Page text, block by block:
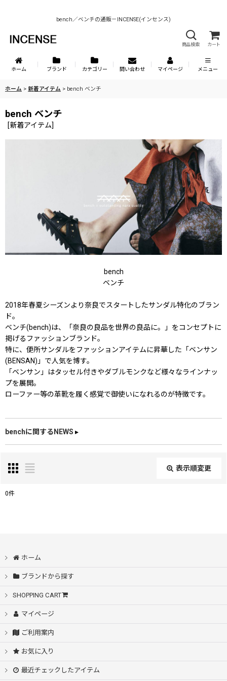
bench／ベンチの通販－INCENSE(インセンス)
商品検索 カート
ホーム ブランド カテゴリー 問い合わせ マイページ メニュー
ホーム > 新着アイテム > bench ベンチ
bench ベンチ
[新着アイテム]
bench
ベンチ
2018年春夏シーズンより奈良でスタートしたサンダル特化のブラン
ド。
ベンチ(bench)は、「奈良の良品を世界の良品に。」をコンセプトに
掲げるファッションブランド。
特に、便所サンダルをファッションアイテムに昇華した「ベンサン
(BENSAN)」で人気を博す。
「ベンサン」はタッセル付きやダブルモンクなど様々なラインナッ
プを展開。
ローファー等の革靴を履く感覚で御使いになれるのが特徴です。
benchに関するNEWS ▸
表示順変更
並び順:
0件
ホーム
ブランドから探す
SHOPPING CART
マイページ
ご利用案内
お気に入り
最近チェックしたアイテム